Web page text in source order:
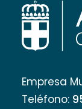
Empresa
Teléfono: